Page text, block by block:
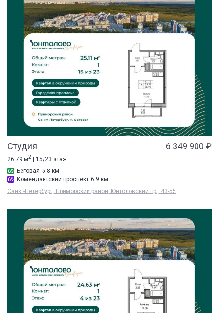
Студия 6 349 900 ₽
26.79 м2
| 15/23 этаж
Беговая 5.8 км
Комендантский проспект 6.9 км
Санкт-Петербург, Приморский район, Юнтоловский пр., 43-55